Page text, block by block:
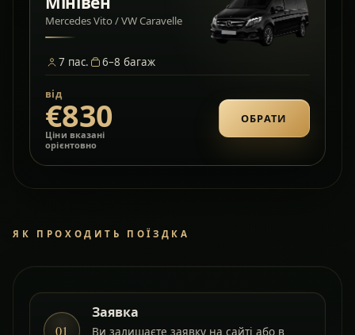
Mercedes Vito / VW Caravelle
7 пас. 6–8 багаж
від
€830
Ціни вказані
орієнтовно
ОБРАТИ
ЯК ПРОХОДИТЬ ПОЇЗДКА
01
Заявка
Ви залишаєте заявку на сайті або в